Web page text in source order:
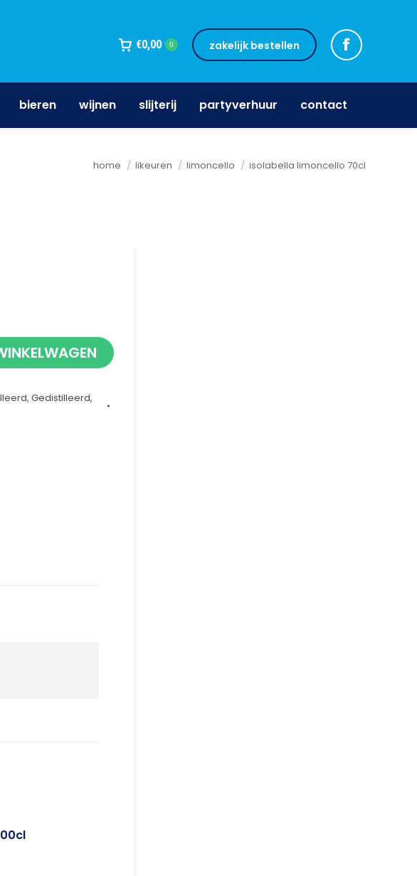
€0,00 0 zakelijk bestellen
bieren wijnen slijterij partyverhuur contact
Je bent hier:
home likeuren limoncello isolabella limoncello 70cl
, Gedistilleerd,